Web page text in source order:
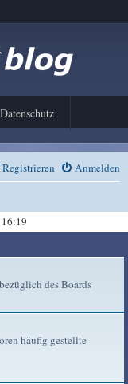
Datenschutz
Anmelden
Registrieren
des Boards
häufig gestellte